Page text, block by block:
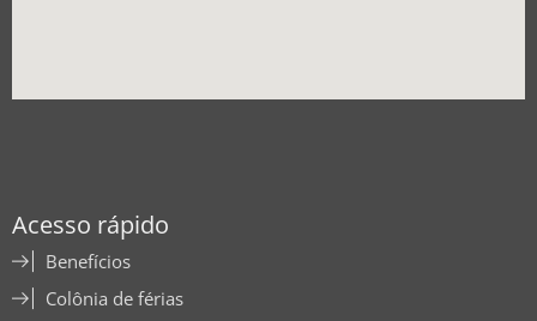
Acesso rápido
Benefícios
Colônia de férias